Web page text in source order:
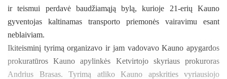
ir teismui perdavė baudžiamąją bylą, kurioje 21-erių Kauno
gyventojas kaltinamas transporto priemonės vairavimu esant
neblaiviam.
Ikiteisminį tyrimą organizavo ir jam vadovavo Kauno apygardos
prokuratūros Kauno apylinkės Ketvirtojo skyriaus prokuroras
Andrius Brasas. Tyrimą atliko Kauno apskrities vyriausiojo